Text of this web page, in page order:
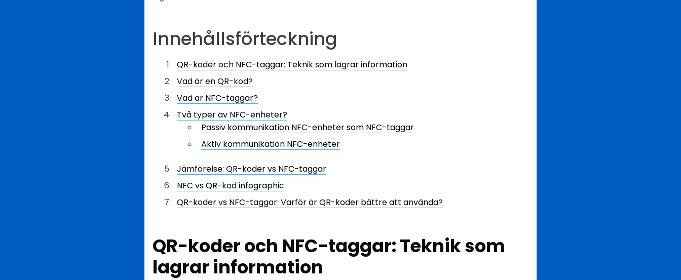
Innehållsförteckning
QR-koder och NFC-taggar: Teknik som lagrar information
Vad är en QR-kod?
Vad är NFC-taggar?
Två typer av NFC-enheter?
Passiv kommunikation NFC-enheter som NFC-taggar
Aktiv kommunikation NFC-enheter
Jämförelse: QR-koder vs NFC-taggar
NFC vs QR-kod infographic
QR-koder vs NFC-taggar: Varför är QR-koder bättre att använda?
QR-koder och NFC-taggar: Teknik som
lagrar information